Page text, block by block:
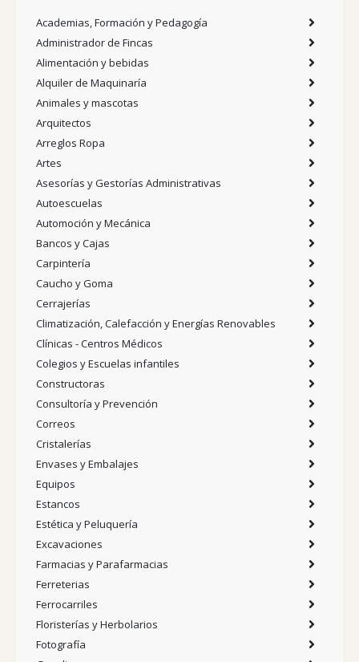
Academias, Formación y Pedagogía
Administrador de Fincas
Alimentación y bebidas
Alquiler de Maquinaría
Animales y mascotas
Arquitectos
Arreglos Ropa
Artes
Asesorías y Gestorías Administrativas
Autoescuelas
Automoción y Mecánica
Bancos y Cajas
Carpintería
Caucho y Goma
Cerrajerías
Climatización, Calefacción y Energías Renovables
Clínicas - Centros Médicos
Colegios y Escuelas infantiles
Constructoras
Consultoría y Prevención
Correos
Cristalerías
Envases y Embalajes
Equipos
Estancos
Estética y Peluquería
Excavaciones
Farmacias y Parafarmacias
Ferreterias
Ferrocarriles
Floristerías y Herbolarios
Fotografía